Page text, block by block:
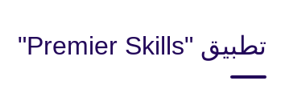
تطبيق "Premier Skills"